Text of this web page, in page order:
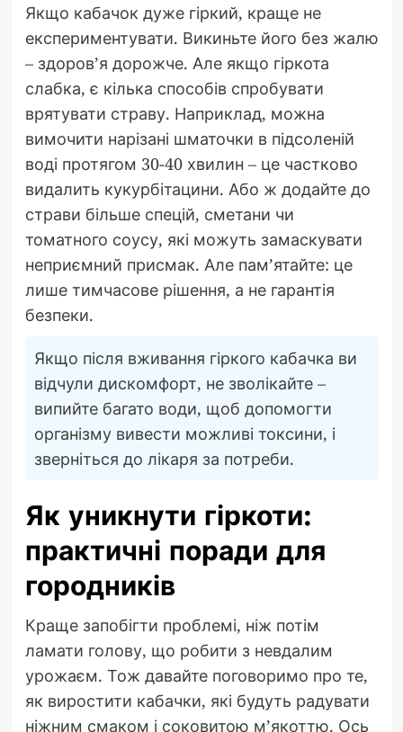
Якщо кабачок дуже гіркий, краще не
експериментувати. Викиньте його без жалю
– здоров’я дорожче. Але якщо гіркота
слабка, є кілька способів спробувати
врятувати страву. Наприклад, можна
вимочити нарізані шматочки в підсоленій
воді протягом 30-40 хвилин – це частково
видалить кукурбітацини. Або ж додайте до
страви більше спецій, сметани чи
томатного соусу, які можуть замаскувати
неприємний присмак. Але пам’ятайте: це
лише тимчасове рішення, а не гарантія
безпеки.
Якщо після вживання гіркого кабачка ви
відчули дискомфорт, не зволікайте –
випийте багато води, щоб допомогти
організму вивести можливі токсини, і
зверніться до лікаря за потреби.
Як уникнути гіркоти:
практичні поради для
городників
Краще запобігти проблемі, ніж потім
ламати голову, що робити з невдалим
урожаєм. Тож давайте поговоримо про те,
як виростити кабачки, які будуть радувати
ніжним смаком і соковитою м’якоттю. Ось